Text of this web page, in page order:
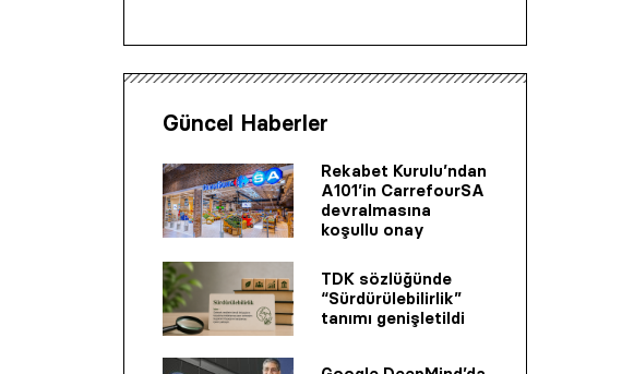
Güncel Haberler
Rekabet Kurulu’ndan
A101’in CarrefourSA
devralmasına
koşullu onay
TDK sözlüğünde
“Sürdürülebilirlik”
tanımı genişletildi